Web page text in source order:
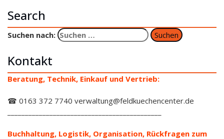
Search
Suchen nach:
Kontakt
Beratung, Technik, Einkauf und Vertrieb:
☎ 0163 372 7740 verwaltung@feldkuechencenter.de
Buchhaltung, Logistik, Organisation, Rückfragen zum